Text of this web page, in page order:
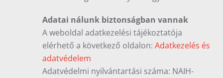
Adatai nálunk biztonságban vannak
A weboldal adatkezelési tájékoztatója
elérhető a következő oldalon: Adatkezelés és
adatvédelem
Adatvédelmi nyilvántartási száma: NAIH-